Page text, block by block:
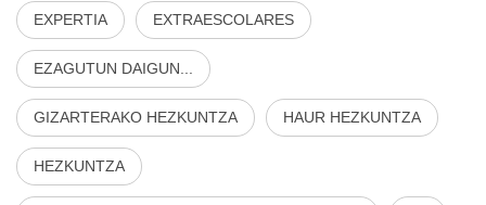
EXPERTIA EXTRAESCOLARES
EZAGUTUN DAIGUN...
GIZARTERAKO HEZKUNTZA HAUR HEZKUNTZA
HEZKUNTZA